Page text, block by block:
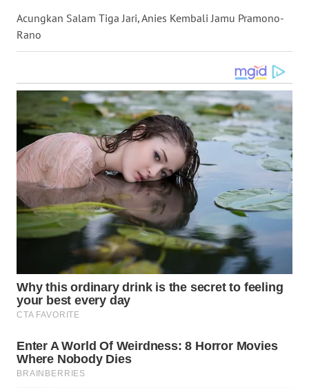
Acungkan Salam Tiga Jari, Anies Kembali Jamu Pramono-
Rano
WN
KALTARA
WN
KALTIM
WN
SULSEL
WN
GORONTALO
SULUT
WN
WN